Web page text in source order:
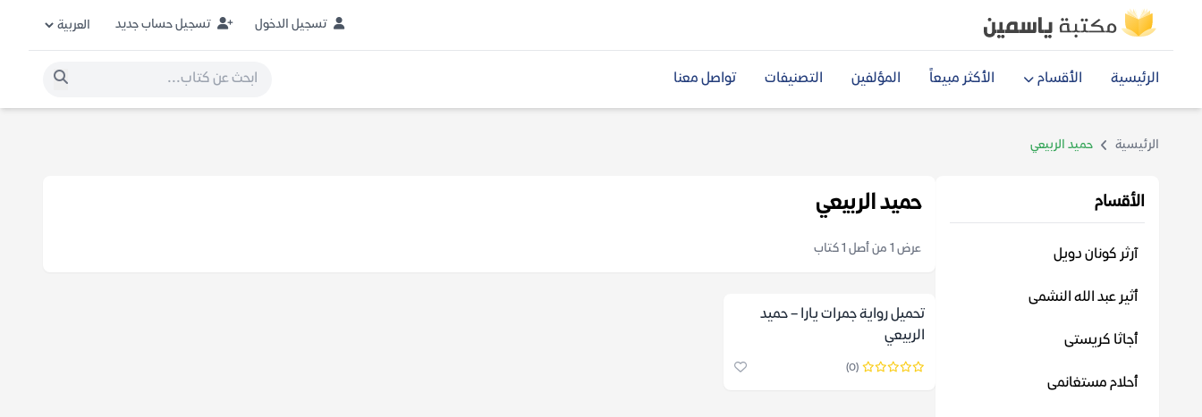
تسجيل الدخول تسجيل حساب جديد
الرئيسية الأقسام الأكثر مبيعاً المؤلفين التصنيفات تواصل معنا
الرئيسية حميد الربيعي
الأقسام
آرثر كونان دويل
أثير عبد الله النشمى
أجاثا كريستى
أحلام مستغانمى
حميد الربيعي
عرض 1 من أصل 1 كتاب
تحميل رواية جمرات يارا – حميد
الربيعي
(0)